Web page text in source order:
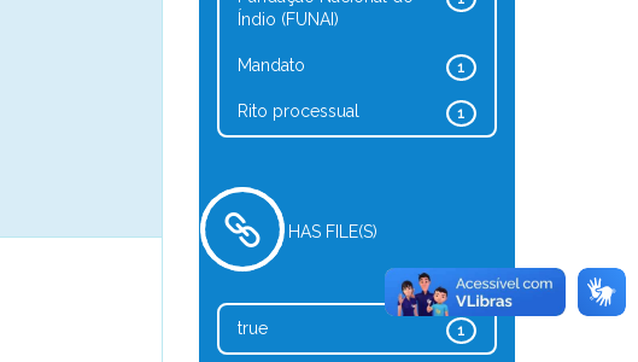
Índio (FUNAI)
1
Mandato
1
Rito processual
HAS FILE(S)
1
true